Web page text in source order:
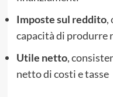
Imposte sul reddito,
capacità di produrre
Utile netto,
netto di costi e tasse